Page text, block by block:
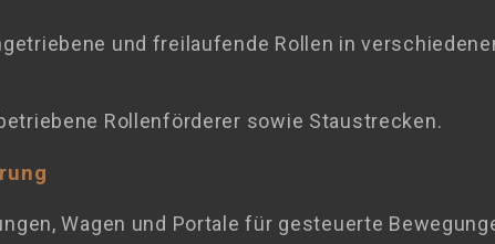
und freilaufende Rollen in
Rollenförderer sowie Staustrecken.
Wagen und Portale für gesteuerte